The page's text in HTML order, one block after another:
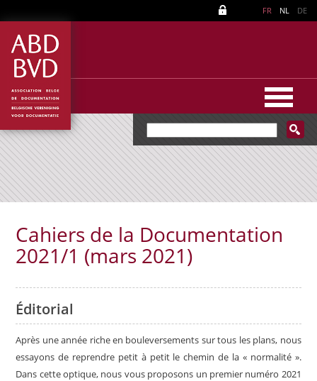
FR NL DE
Cahiers de la Documentation
2021/1 (mars 2021)
Éditorial
Après une année riche en bouleversements sur tous les plans, nous
essayons de reprendre petit à petit le chemin de la « normalité ».
Dans cette optique, nous vous proposons un premier numéro 2021